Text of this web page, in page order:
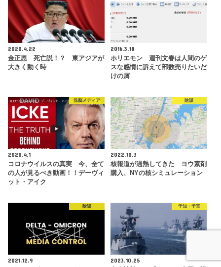
2020.4.22
金正恩 死亡説！？ 東アジアが
大きく動く時
2016.3.18
ホリエモン 週刊文春は人間のゲ
スな感情に訴えて部数売りたいだ
けの屑
洗脳メディア
2020.4.1
コロナウイルスの真実 今、全て
の人が見るべき動画！！デーヴィ
ット・アイク
陰謀
2022.10.3
核報道が過熱してきた ヨウ素剤
購入、NYの核シミュレーション
陰謀
2021.12.9
予知・予言
2023.10.25